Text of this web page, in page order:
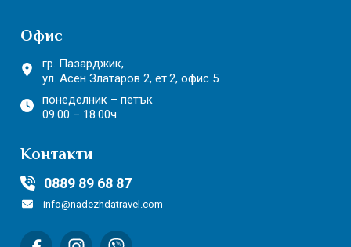
Офис
гр. Пазарджик,
ул. Асен Златаров 2, ет.2, офис 5
понеделник – петък
09.00 – 18.00ч.
Контакти
0889 89 68 87
info@nadezhdatravel.com